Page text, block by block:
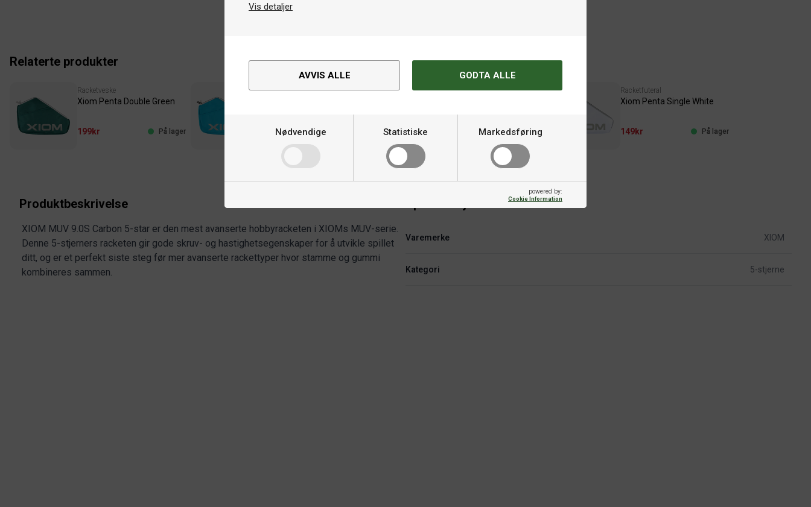
Vis detaljer
AVVIS ALLE GODTA ALLE
Nødvendige Statistiske Markedsføring
powered by:
Cookie Information
Relaterte produkter
Racketveske
Xiom Penta Double Green
199kr På lager
Racketveske
199kr
Racketfuteral
På lager
Racketfuteral
Xiom Penta Single White
149kr På lager
Produktbeskrivelse
XIOM MUV 9.0S Carbon 5-star er den mest avanserte hobbyracketen i XIOMs MUV-serie.
Denne 5-stjerners racketen gir gode skruv- og hastighetsegenskaper for å utvikle spillet
ditt, og er et perfekt siste steg før mer avanserte rackettyper hvor stamme og gummi
kombineres sammen.
Varemerke XIOM
Kategori 5-stjerne